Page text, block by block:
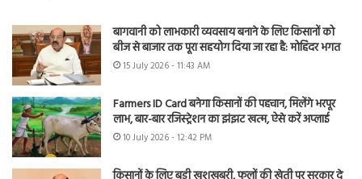
बागवानी को लाभकारी व्यवसाय बनाने के लिए किसानों को
बीज से बाजार तक पूरा सहयोग दिया जा रहा है: मोहिंदर भगत
15 July 2026 - 11:43 AM
Farmers ID Card बनेगा किसानों की पहचान, मिलेंगे भरपूर
लाभ, बार-बार रजिस्ट्रेशन का झंझट खत्म, ऐसे करें अप्लाई
10 July 2026 - 12:42 PM